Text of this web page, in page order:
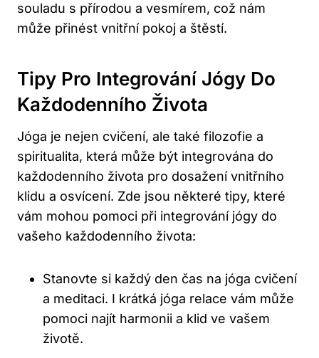
souladu s přírodou a vesmírem, což nám
může přinést vnitřní pokoj a štěstí.
Tipy Pro Integrování Jógy Do
Každodenního Života
Jóga je nejen cvičení, ale také filozofie a
spiritualita, která může být integrována do
každodenního života pro dosažení vnitřního
klidu a osvícení. Zde jsou některé tipy, které
vám mohou pomoci při integrování jógy do
vašeho každodenního života:
Stanovte si každý den čas na jóga cvičení
a meditaci. I krátká jóga relace vám může
pomoci najít harmonii a klid ve vašem
životě.